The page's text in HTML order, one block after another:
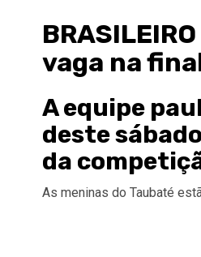
vaga na
A equipe
deste
da
As meninas do Taubaté